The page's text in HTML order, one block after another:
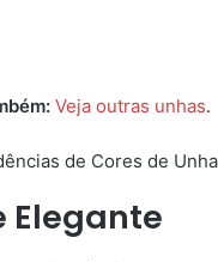
Veja outras unhas.
Elegante